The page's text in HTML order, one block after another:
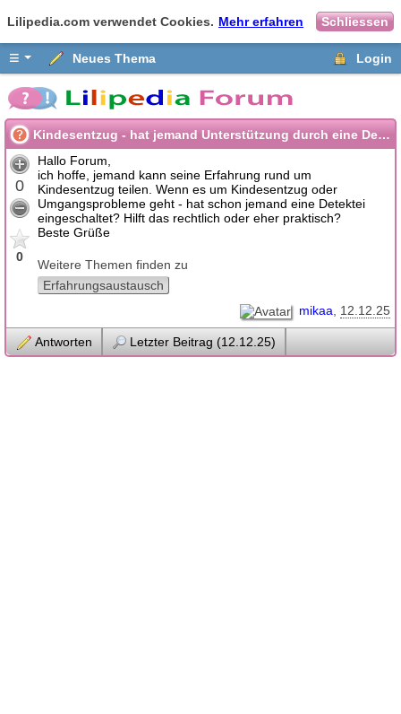
Lilipedia.com verwendet Cookies. Mehr erfahren Schliessen
≡ Neues Thema Login
Kindesentzug - hat jemand Unterstützung durch eine Detektei genutzt?
0
0
Hallo Forum,
ich hoffe, jemand kann seine Erfahrung rund um
Kindesentzug teilen. Wenn es um Kindesentzug oder
Umgangsprobleme geht - hat schon jemand eine Detektei
eingeschaltet? Hilft das rechtlich oder eher praktisch?
Beste Grüße
Weitere Themen finden zu
Erfahrungsaustausch
mikaa
12.12.25
Antworten Letzter Beitrag (12.12.25)